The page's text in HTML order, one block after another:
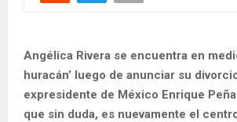
Angélica Rivera se encuentra en
huracán’ luego de anunciar su
expresidente de México Enrique
que sin duda, es nuevamente el